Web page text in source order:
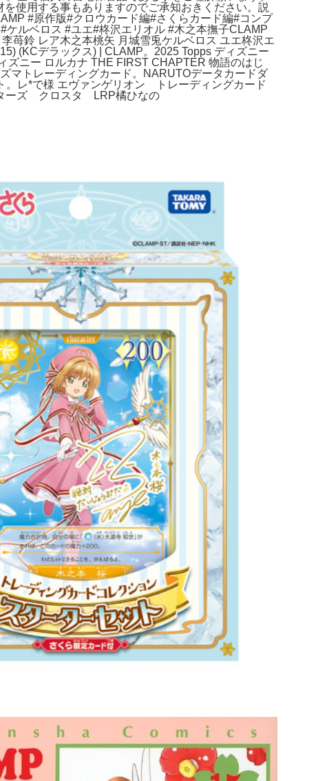
使用する事もありますのでご承知おきください。説
#原作版#クロウカード編#さくらカード編#コンプ
ルベロス #ユエ#柊沢エリオル #木之本撫子CLAMP
苺鈴 レア木之本桃矢 月城雪兎ケルベロス ユエ柊沢エ
(KCデラックス) | CLAMP。2025 Topps ディズニー
ズニー ロルカナ THE FIRST CHAPTER 物語のはじ
マトレーディングカード。NARUTOデータカードダ
。レ*で様 エヴァンゲリオン トレーディングカード
ーズ クロスタ LRP橘ひなの